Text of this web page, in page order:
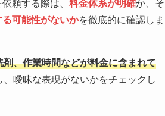
頼する際は、 料金体系が明確か、そ
可能性がないかを徹底的に確認しま
、作業時間などが料金に含まれて
、曖昧な表現がないかをチェックし